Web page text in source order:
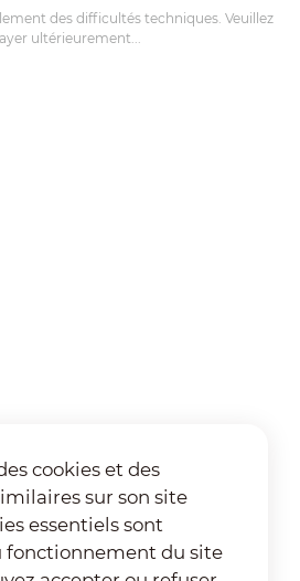
des difficultés techniques. Veuillez
ultérieurement...
cookies et des
sur son site
essentiels sont
fonctionnement du site